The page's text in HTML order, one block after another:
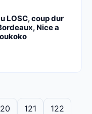
LOSC, coup dur
Nice a
121 122